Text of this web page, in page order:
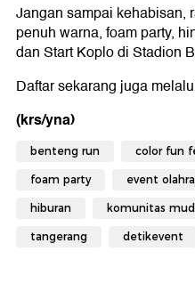
Jangan sampai kehabisan,
penuh warna, foam party,
dan Start Koplo di Stadion
Daftar sekarang juga
(krs/yna)
benteng run color fun
foam party event
hiburan komunitas
tangerang detikevent